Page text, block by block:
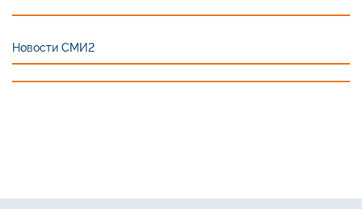
Новости СМИ2